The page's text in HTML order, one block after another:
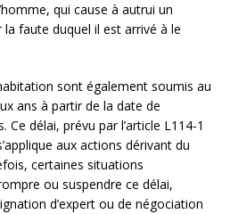
qui cause à autrui un
faute duquel il est arrivé à le
sont également soumis au
ans à partir de la date de
Ce délai, prévu par l’article L114-1
aux actions dérivant du
certaines situations
ou suspendre ce délai,
d’expert ou de négociation